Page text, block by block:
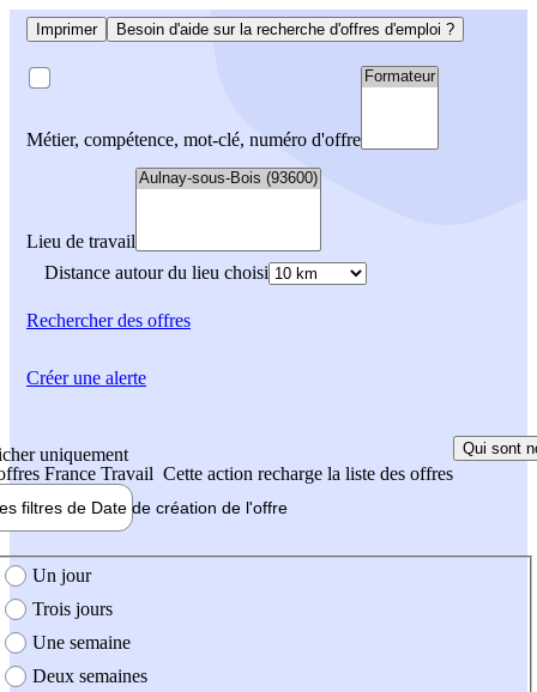
Imprimer Besoin d'aide sur la recherche d'offres d'emploi ?
Métier, compétence, mot-clé, numéro d'offre
Lieu de travail
Distance autour du lieu choisi
Rechercherdes offres
uniquement
France Travail Cette action recharge la liste des offres
Qui sont
filtres de Date de création de l'offre
création de l'offre
Un jour
Trois jours
Une semaine
Deux semaines
Créer une alerte